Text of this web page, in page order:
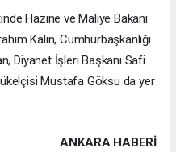
Hazine ve Maliye Bakanı
Kalın, Cumhurbaşkanlığı
Diyanet İşleri Başkanı Safi
Mustafa Göksu da yer
ANKARA HABERİ